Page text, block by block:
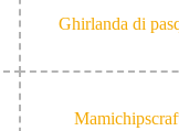
Ghirlanda di